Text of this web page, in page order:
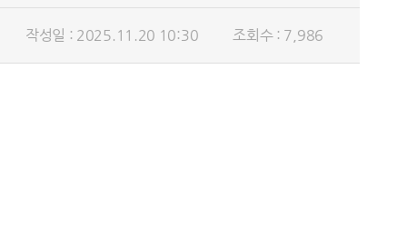
작성일 : 2025.11.20 10:30 조회수 : 7,986